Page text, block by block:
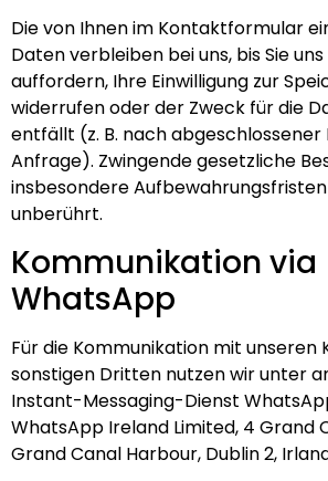
Die von Ihnen im Kontaktformular
Daten verbleiben bei uns, bis Sie
auffordern, Ihre Einwilligung zur
widerrufen oder der Zweck für die
entfällt (z. B. nach
Anfrage). Zwingende gesetzliche
insbesondere
unberührt.
Kommunikation via
WhatsApp
Für die Kommunikation mit unseren
sonstigen Dritten nutzen wir unter
Instant-Messaging-Dienst
WhatsApp Ireland Limited, 4 Grand
Grand Canal Harbour, Dublin 2,